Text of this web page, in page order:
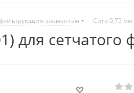
элементам - Сито 0,75 мм
для сетчатого